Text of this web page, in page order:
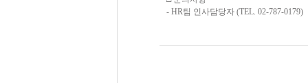
- HR팀 인사담당자 (TEL. 02-787-0179)